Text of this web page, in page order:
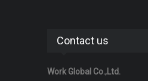
Contact us
Work Global Co.,Ltd.